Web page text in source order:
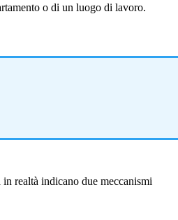
o di un luogo di lavoro.
realtà indicano due meccanismi